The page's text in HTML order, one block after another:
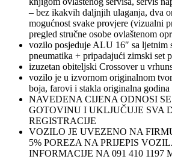
– bez ikakvih daljnjih ulaganja, dva
mogućnost svake provjere (vizualni
pregled stručne osobe ovlaštenom
vozilo posjeduje ALU 16″ sa ljetnim
pneumatika + pripadajući zimski set
izuzetan obiteljski Crossover u
vozilo je u izvornom originalnom
boja, farovi i stakla originalna godina
NAVEDENA CIJENA ODNOSI
GOTOVINU I UKLJUČUJE SVA
REGISTRACIJE
VOZILO JE UVEZENO NA
5% POREZA NA PRIJEPIS
INFORMACIJE NA 091 410 1197